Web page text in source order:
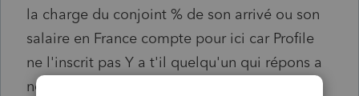
la charge du conjoint % de son arrivé ou son
salaire en France compte pour ici car Profile
ne l'inscrit pas Y a t'il quelqu'un qui répons a
nos question